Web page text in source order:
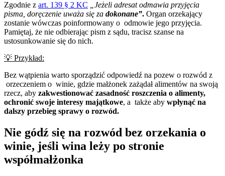
Zgodnie z art. 139 § 2 KC „Jeżeli adresat odmawia przyjęcia
pisma, doręczenie uważa się za dokonane”. Organ orzekający
zostanie wówczas poinformowany o odmowie jego przyjęcia.
Pamiętaj, że nie odbierając pism z sądu, tracisz szanse na
ustosunkowanie się do nich.
💡 Przykład:
Bez wątpienia warto sporządzić odpowiedź na pozew o rozwód z
orzeczeniem o winie, gdzie małżonek zażądał alimentów na swoją
rzecz, aby zakwestionować zasadność roszczenia o alimenty,
ochronić swoje interesy majątkowe, a także aby wpłynąć na
dalszy przebieg sprawy o rozwód.
Nie gódź się na rozwód bez orzekania o
winie, jeśli wina leży po stronie
współmałżonka